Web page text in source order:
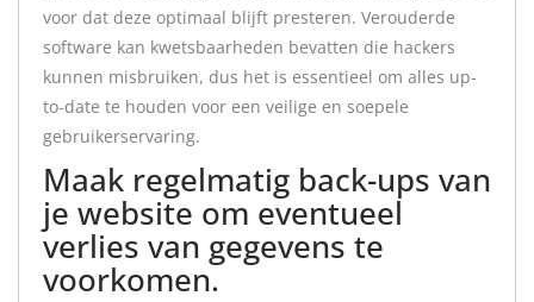
voor dat deze optimaal blijft presteren. Verouderde
software kan kwetsbaarheden bevatten die hackers
kunnen misbruiken, dus het is essentieel om alles up-
to-date te houden voor een veilige en soepele
gebruikerservaring.
Maak regelmatig back-ups van
je website om eventueel
verlies van gegevens te
voorkomen.